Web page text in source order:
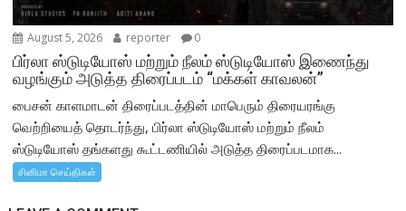
August 5, 2026 reporter 0
பிர்லா ஸ்டுடியோஸ் மற்றும் நீலம் ஸ்டுடியோஸ் இணைந்து
வழங்கும் அடுத்த திரைப்படம் “மக்கள் காவலன்”
பைசன் காளமாடன் திரைப்படத்தின் மாபெரும் திரையரங்கு
வெற்றியைத் தொடர்ந்து, பிர்லா ஸ்டுடியோஸ் மற்றும் நீலம்
ஸ்டுடியோஸ் தங்களது கூட்டணியில் அடுத்த திரைப்படமாக...
சினிமா செய்திகள்